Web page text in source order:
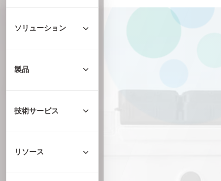
ソリューション
製品
技術サービス
リソース